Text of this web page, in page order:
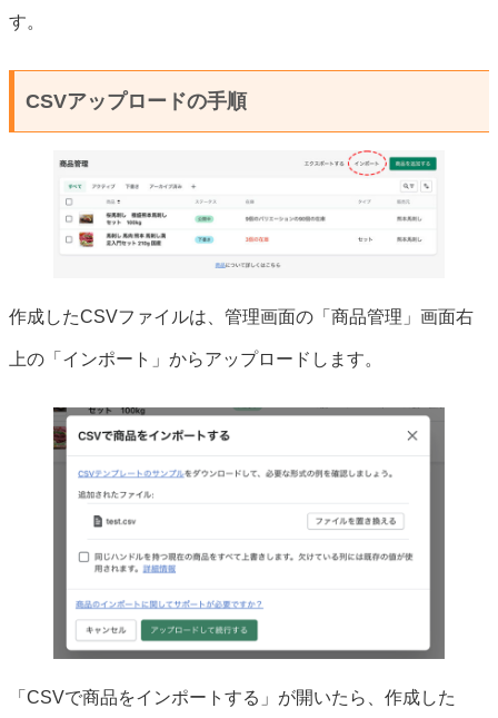
す。
CSVアップロードの手順
作成したCSVファイルは、管理画面の「商品管理」画面右
上の「インポート」からアップロードします。
「CSVで商品をインポートする」が開いたら、作成した